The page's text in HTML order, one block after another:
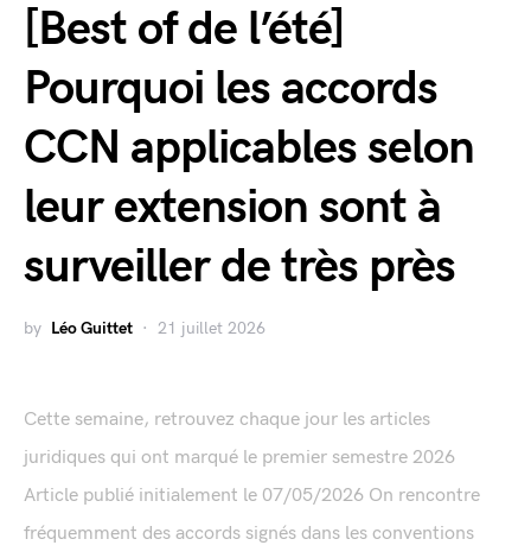
[Best of de l’été]
Pourquoi les accords
CCN applicables selon
leur extension sont à
surveiller de très près
by Léo Guittet 21 juillet 2026
Cette semaine, retrouvez chaque jour les articles
juridiques qui ont marqué le premier semestre 2026
Article publié initialement le 07/05/2026 On rencontre
fréquemment des accords signés dans les conventions